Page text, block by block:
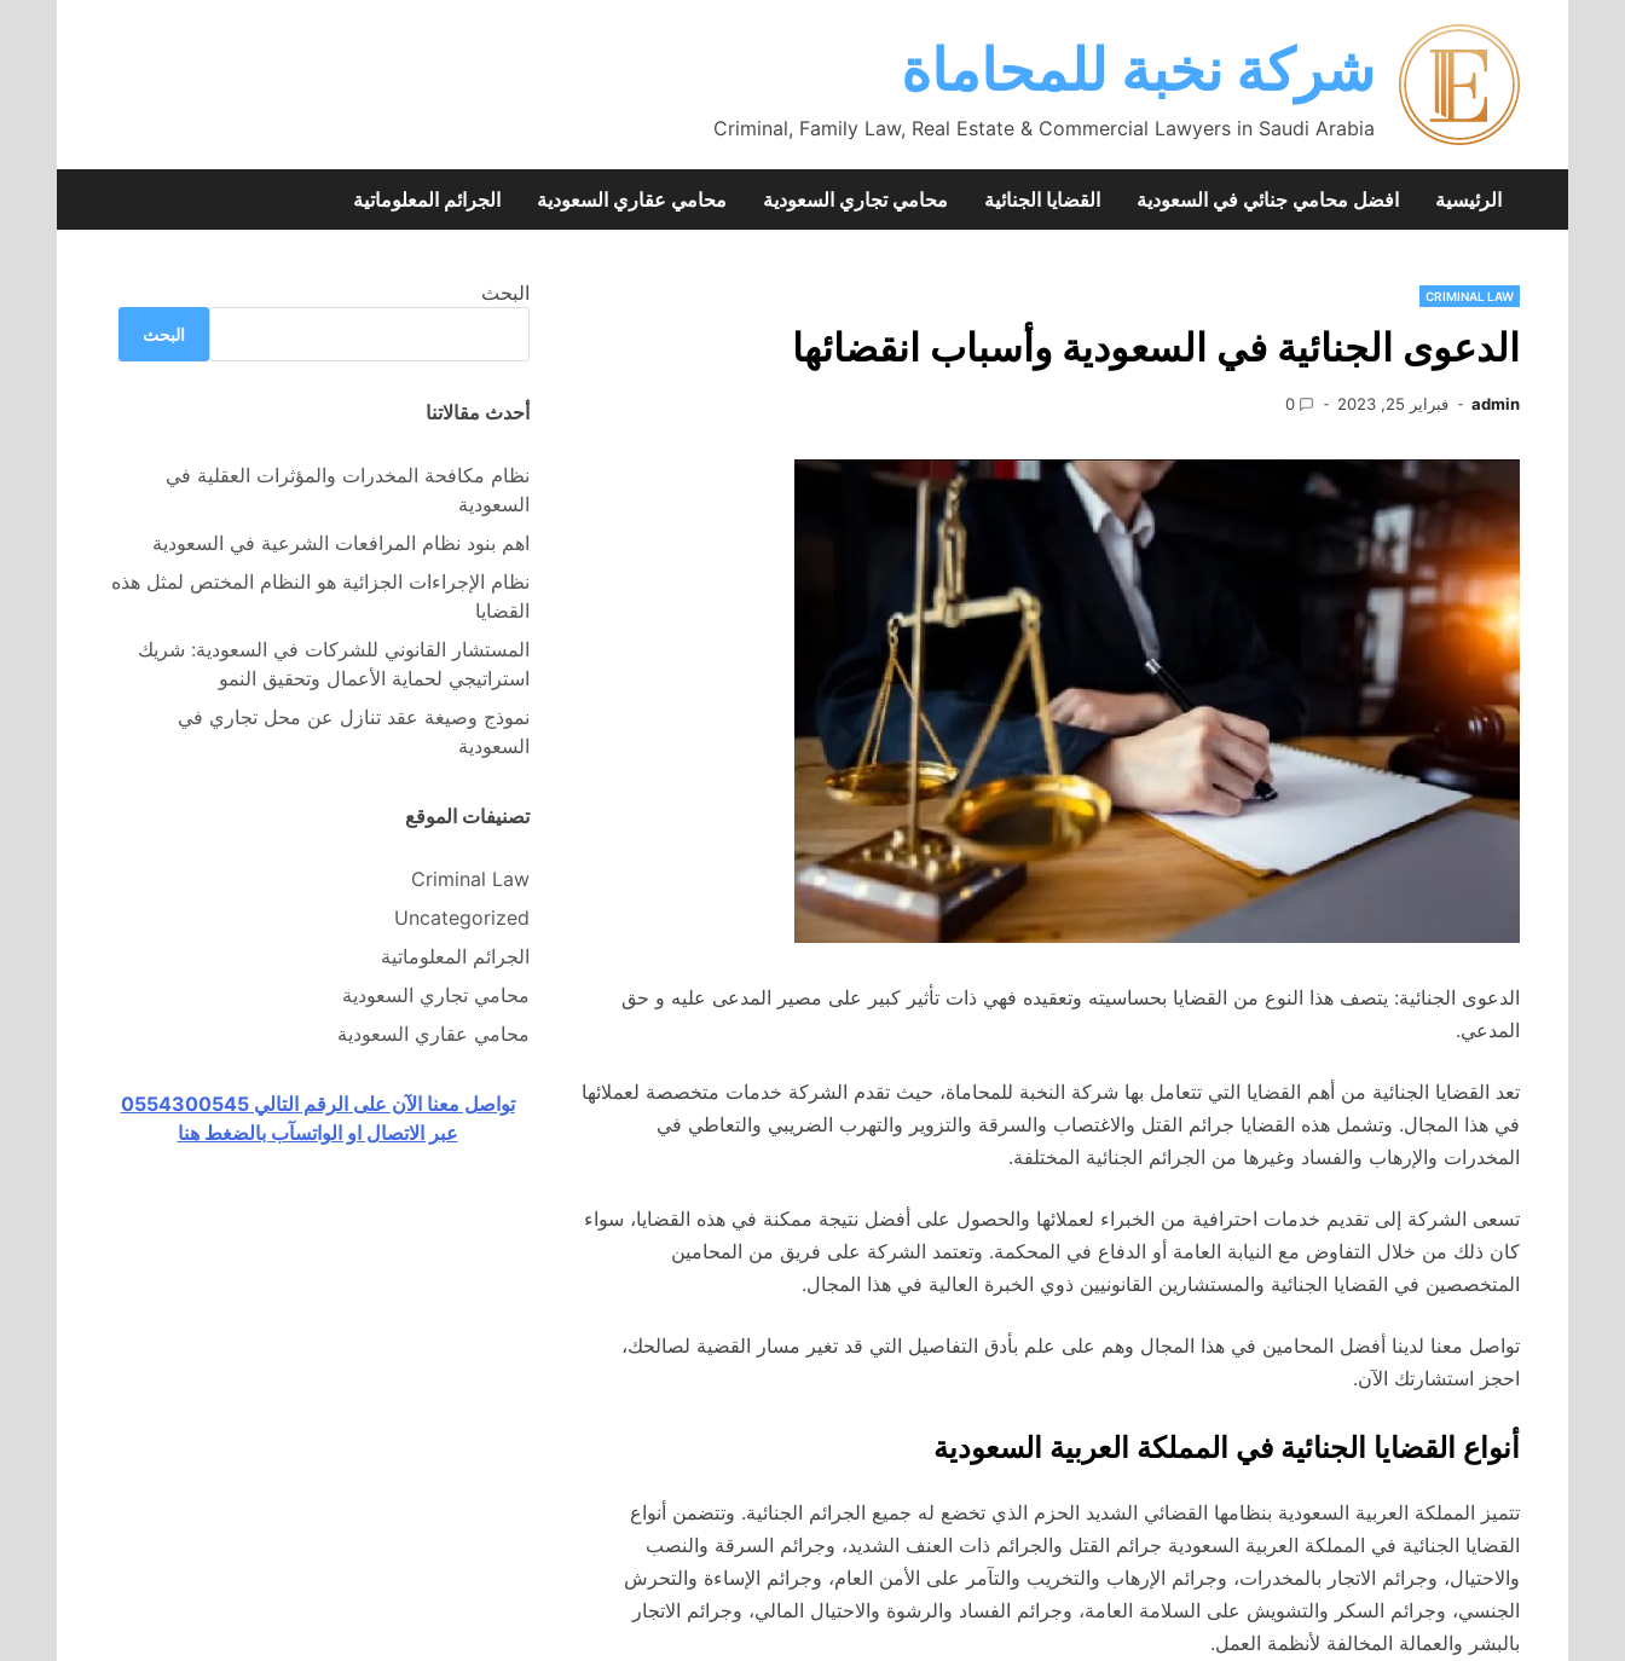
content
شركة نخبة للمحاماة
Criminal, Family Law, Real Estate & Commercial Lawyers in Saudi Arabia
الرئيسية افضل محامي جنائي في السعودية القضايا الجنائية محامي تجاري السعودية محامي عقاري السعودية الجرائم المعلوماتية
CRIMINAL LAW
الدعوى الجنائية في السعودية وأسباب انقضائها
admin فبراير 25, 2023 0
الدعوى الجنائية: يتصف هذا النوع من القضايا بحساسيته وتعقيده فهي ذات تأثير كبير على مصير المدعى عليه و حق
المدعي.
تعد القضايا الجنائية من أهم القضايا التي تتعامل بها شركة النخبة للمحاماة، حيث تقدم الشركة خدمات متخصصة لعملائها
في هذا المجال. وتشمل هذه القضايا جرائم القتل والاغتصاب والسرقة والتزوير والتهرب الضريبي والتعاطي في
المخدرات والإرهاب والفساد وغيرها من الجرائم الجنائية المختلفة.
تسعى الشركة إلى تقديم خدمات احترافية من الخبراء لعملائها والحصول على أفضل نتيجة ممكنة في هذه القضايا، سواء
كان ذلك من خلال التفاوض مع النيابة العامة أو الدفاع في المحكمة. وتعتمد الشركة على فريق من المحامين
المتخصصين في القضايا الجنائية والمستشارين القانونيين ذوي الخبرة العالية في هذا المجال.
تواصل معنا لدينا أفضل المحامين في هذا المجال وهم على علم بأدق التفاصيل التي قد تغير مسار القضية لصالحك،
احجز استشارتك الآن.
أنواع القضايا الجنائية في المملكة العربية السعودية
تتميز المملكة العربية السعودية بنظامها القضائي الشديد الحزم الذي تخضع له جميع الجرائم الجنائية. وتتضمن أنواع
القضايا الجنائية في المملكة العربية السعودية جرائم القتل والجرائم ذات العنف الشديد، وجرائم السرقة والنصب
والاحتيال، وجرائم الاتجار بالمخدرات، وجرائم الإرهاب والتخريب والتآمر على الأمن العام، وجرائم الإساءة والتحرش
الجنسي، وجرائم السكر والتشويش على السلامة العامة، وجرائم الفساد والرشوة والاحتيال المالي، وجرائم الاتجار
بالبشر والعمالة المخالفة لأنظمة العمل.
البحث
البحث
أحدث مقالاتنا
نظام مكافحة المخدرات والمؤثرات العقلية في
السعودية
اهم بنود نظام المرافعات الشرعية في السعودية
نظام الإجراءات الجزائية هو النظام المختص لمثل هذه
القضايا
المستشار القانوني للشركات في السعودية: شريك
استراتيجي لحماية الأعمال وتحقيق النمو
نموذج وصيغة عقد تنازل عن محل تجاري في
السعودية
تصنيفات الموقع
Criminal Law
Uncategorized
الجرائم المعلوماتية
محامي تجاري السعودية
محامي عقاري السعودية
تواصل معنا الآن على الرقم التالي 0554300545
عبر الاتصال او الواتسآب بالضغط هنا